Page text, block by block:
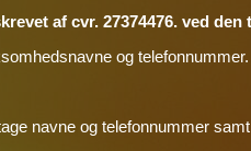
af cvr. 27374476. ved
og telefonnummer.
navne og telefonnummer